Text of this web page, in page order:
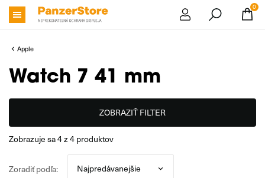
0
Apple
Watch 7 41 mm
ZOBRAZIŤ FILTER
zobrazuje sa4z4 produktov
Zoradiť podľa: